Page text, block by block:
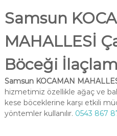
Samsun
MAHALLESİ
Böceği
Samsun KOCAMAN
hizmetimiz özellikle ağaç ve
kese böceklerine karşı etkili
yöntemler kullanılır. 0543 867